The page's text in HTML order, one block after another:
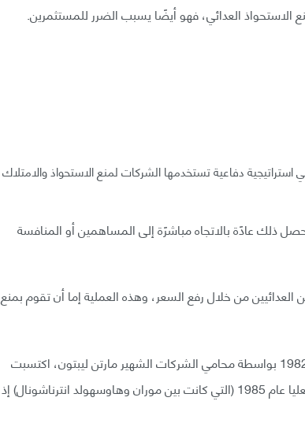
دفاعية تستخدمها الشركات لمنع الاستحواذ والامتلاك
ذلك عادًة بالاتجاه مباشرًة إلى المساهمين أو المنافسة
من خلال رفع السعر، وهذه العملية إما أن تقوم بمنع
مفهوم الحبة السامة للشركات ظهر للمرة الأولى في عام 1982 بواسطة محامي الشركات الشهير مارتن ليبتون، اكتسبت
هذه التكتيكات الدفاعية شهرتها بعد حكم محكمة ديلاوير العليا عام 1985 (التي كانت بين موران وهاوسهولد انترناشونال) إذ